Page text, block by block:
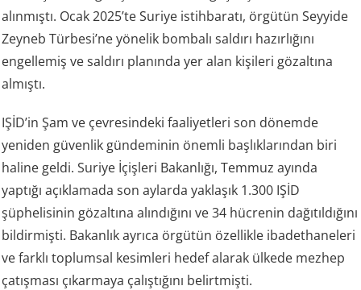
alınmıştı. Ocak 2025’te Suriye istihbaratı, örgütün Seyyide
Zeyneb Türbesi’ne yönelik bombalı saldırı hazırlığını
engellemiş ve saldırı planında yer alan kişileri gözaltına
almıştı.
IŞİD’in Şam ve çevresindeki faaliyetleri son dönemde
yeniden güvenlik gündeminin önemli başlıklarından biri
haline geldi. Suriye İçişleri Bakanlığı, Temmuz ayında
yaptığı açıklamada son aylarda yaklaşık 1.300 IŞİD
şüphelisinin gözaltına alındığını ve 34 hücrenin dağıtıldığını
bildirmişti. Bakanlık ayrıca örgütün özellikle ibadethaneleri
ve farklı toplumsal kesimleri hedef alarak ülkede mezhep
çatışması çıkarmaya çalıştığını belirtmişti.